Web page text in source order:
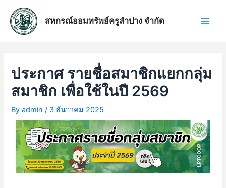
content
สหกรณ์ออมทรัพย์ครูลำปาง จำกัด
ประกาศ รายชื่อสมาชิกแยกกลุ่ม
สมาชิก เพื่อใช้ในปี 2569
Byadmin/ 3 ธันวาคม 2025
เรื่อง